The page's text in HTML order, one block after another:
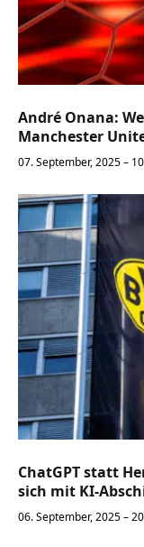
André Onana:
Manchester
07. September, 2025 –
ChatGPT statt
sich mit KI-
06. September, 2025 –